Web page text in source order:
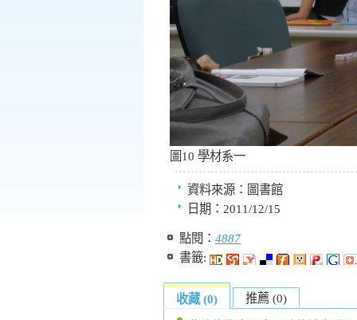
圖10 學材系一
資料來源： 圖書館
日期： 2011/12/15
點閱： 4887
書籤:
收藏 (0) 推薦 (0)